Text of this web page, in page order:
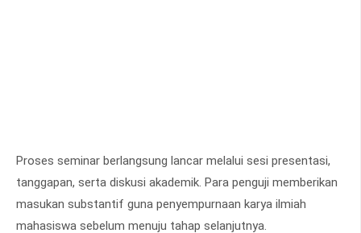
Proses seminar berlangsung lancar melalui sesi presentasi,
tanggapan, serta diskusi akademik. Para penguji memberikan
masukan substantif guna penyempurnaan karya ilmiah
mahasiswa sebelum menuju tahap selanjutnya.